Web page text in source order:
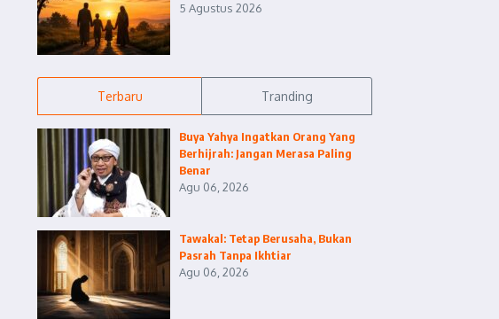
5 Agustus 2026
Terbaru Tranding
Buya Yahya Ingatkan Orang Yang
Berhijrah: Jangan Merasa Paling
Benar
Agu 06, 2026
Tawakal: Tetap Berusaha, Bukan
Pasrah Tanpa Ikhtiar
Agu 06, 2026